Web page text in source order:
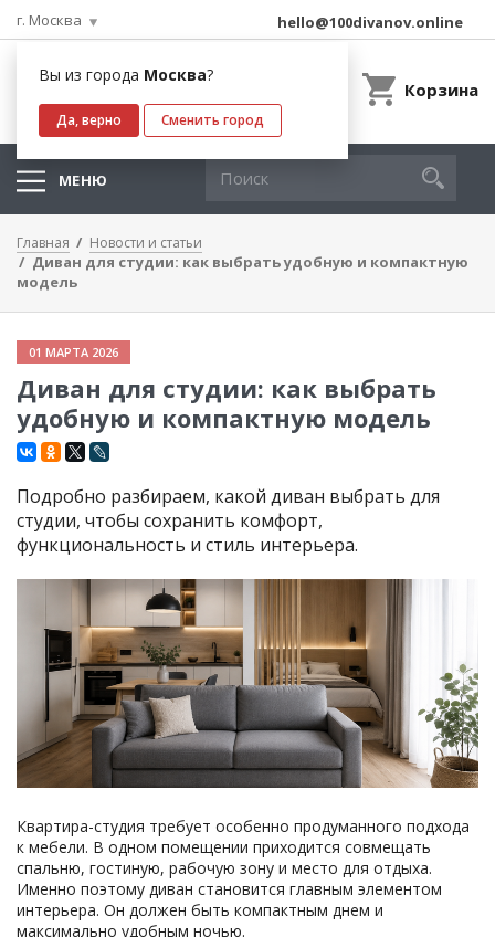
г. Москва
Вы из города Москва?
Да, верно Сменить город
hello@100divanov.online
Корзина
МЕНЮ
Главная Новости и статьи
Диван для студии: как выбрать удобную и компактную
модель
01 МАРТА 2026
Диван для студии: как выбрать
удобную и компактную модель
Подробно разбираем, какой диван выбрать для
студии, чтобы сохранить комфорт,
функциональность и стиль интерьера.
Квартира-студия требует особенно продуманного подхода
к мебели. В одном помещении приходится совмещать
спальню, гостиную, рабочую зону и место для отдыха.
Именно поэтому диван становится главным элементом
интерьера. Он должен быть компактным днем и
максимально удобным ночью.